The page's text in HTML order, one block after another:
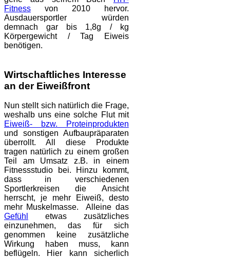
Fitness von 2010 hervor.
Ausdauersportler würden
demnach gar bis 1,8g / kg
Körpergewicht / Tag Eiweis
benötigen.
Wirtschaftliches Interesse
an der Eiweißfront
Nun stellt sich natürlich die Frage,
weshalb uns eine solche Flut mit
Eiweiß- bzw. Proteinprodukten
und sonstigen Aufbaupräparaten
überrollt. All diese Produkte
tragen natürlich zu einem großen
Teil am Umsatz z.B. in einem
Fitnessstudio bei. Hinzu kommt,
dass in verschiedenen
Sportlerkreisen die Ansicht
herrscht, je mehr Eiweiß, desto
mehr Muskelmasse. Alleine das
Gefühl
etwas zusätzliches
einzunehmen, das für sich
genommen keine zusätzliche
Wirkung haben muss, kann
beflügeln. Hier kann sicherlich